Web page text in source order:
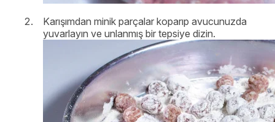
Karışımdan minik parçalar koparıp avucunuzda
yuvarlayın ve unlanmış bir tepsiye dizin.